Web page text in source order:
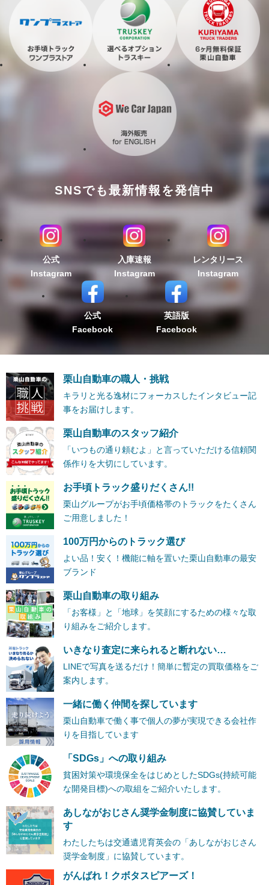
SNSでも最新情報を発信中
公式
Instagram
入庫速報
Instagram
レンタリース
Instagram
公式
Facebook
英語版
Facebook
栗山自動車の職人・挑戦
キラリと光る逸材にフォーカスしたインタビュー記
事をお届けします。
栗山自動車のスタッフ紹介
「いつもの通り頼むよ」と言っていただける信頼関
係作りを大切にしています。
お手頃トラック盛りだくさん!!
栗山グループがお手頃価格帯のトラックをたくさん
ご用意しました！
100万円からのトラック選び
よい品！安く！機能に軸を置いた栗山自動車の最安
ブランド
栗山自動車の取り組み
「お客様」と「地球」を笑顔にするための様々な取
り組みをご紹介します。
いきなり査定に来られると断れない…
LINEで写真を送るだけ！簡単に暫定の買取価格をご
案内します。
一緒に働く仲間を探しています
栗山自動車で働く事で個人の夢が実現できる会社作
りを目指しています
「SDGs」への取り組み
貧困対策や環境保全をはじめとしたSDGs(持続可能
な開発目標)への取組をご紹介いたします。
あしながおじさん奨学金制度に協賛していま
す
わたしたちは交通遺児育英会の「あしながおじさん
奨学金制度」に協賛しています。
がんばれ！クボタスピアーズ！